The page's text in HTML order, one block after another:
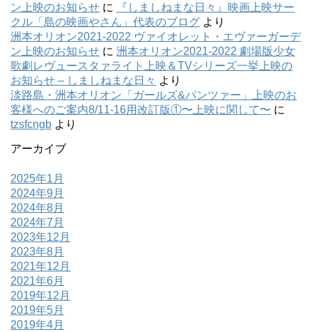
ン上映のお知らせ に
『しましねまな日々』映画上映サー
クル「島の映画やさん」代表のブログ より
洲本オリオン2021-2022 ヴァイオレット・エヴァーガーデ
ン上映のお知らせ に 洲本オリオン2021-2022 劇場版少女
歌劇レヴュースタァライト上映＆TVシリーズ一挙上映の
お知らせ – しましねまな日々 より
淡路島・洲本オリオン「ガールズ&パンツァー」上映のお
客様へのご案内8/11-16用改訂版①〜上映に関して〜 に
tzsfcngb より
アーカイブ
2025年1月
2024年9月
2024年8月
2024年7月
2023年12月
2023年8月
2021年12月
2021年6月
2019年12月
2019年5月
2019年4月